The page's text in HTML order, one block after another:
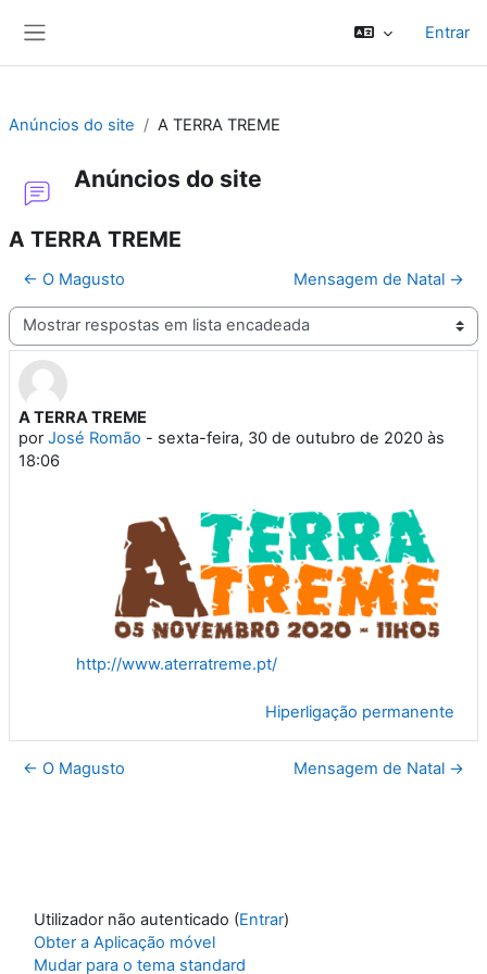
Entrar
Anúncios do site A TERRA TREME
Anúncios do site
A TERRA TREME
← O Magusto Mensagem de Natal →
Modo de visualização
A TERRA TREME
porJosé Romão - sexta-feira, 30 de outubro de 2020 às
18:06
Número de respostas: 0
http://www.aterratreme.pt/
Hiperligação permanente
← O Magusto Mensagem de Natal →
Utilizador não autenticado (Entrar)
Obter a Aplicação móvel
Mudar para o tema standard